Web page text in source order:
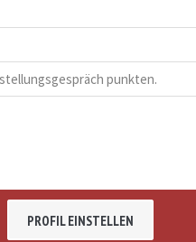
punkten.
PROFIL EINSTELLEN